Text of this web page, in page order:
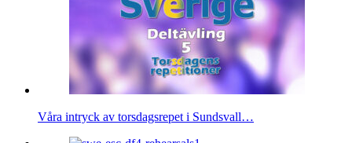
Våra intryck av torsdagsrepet i Sundsvall…